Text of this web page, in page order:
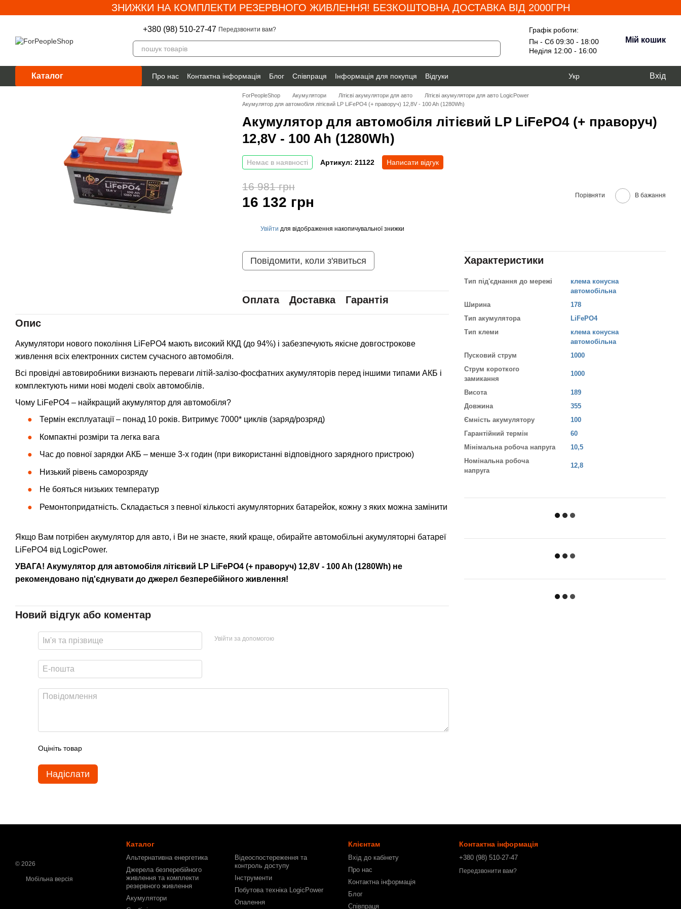
Перейти до основного контентуЗНИЖКИ НА КОМПЛЕКТИ РЕЗЕРВНОГО ЖИВЛЕННЯ! БЕЗКОШТОВНА ДОСТАВКА ВІД 2000ГРН
+380 (98) 510-27-47 Передзвонити вам?
Графік роботи:
Пн - Сб 09:30 - 18:00
Неділя 12:00 - 16:00
Мій кошик
Каталог Про нас Контактна інформація Блог Співпраця Інформація для покупця
Відгуки
Гарантія
Укр Вхід
ForPeopleShop Акумулятори Літієві акумулятори для авто
Літієві акумулятори для авто LogicPower
Акумулятор для автомобіля літієвий LP LiFePO4 (+ праворуч) 12,8V - 100 Ah (1280Wh)
Акумулятор для автомобіля літієвий LP LiFePO4 (+ праворуч)
12,8V - 100 Ah (1280Wh)
Немає в наявності Артикул: 21122 Написати відгук
16 132 грн
16 981 грн
Порівняти В бажання
Увійти для відображення накопичувальної знижки
Повідомити, коли з'явиться
Оплата Доставка Гарантія
Характеристики
Тип під'єднання до мережі
клема конусна
автомобільна
Ширина
178
Тип акумулятора
LiFePO4
Тип клеми
клема конусна
автомобільна
Пусковий струм
1000
Струм короткого
замикання
1000
Висота
189
Довжина
355
Ємність акумулятору
100
Гарантійний термін
60
Мінімальна робоча напруга
10,5
Номінальна робоча
напруга
12,8
Опис
Акумулятори нового покоління LiFePO4 мають високий ККД (до 94%) і забезпечують якісне довгострокове
живлення всіх електронних систем сучасного автомобіля.
Всі провідні автовиробники визнають переваги літій-залізо-фосфатних акумуляторів перед іншими типами АКБ і
комплектують ними нові моделі своїх автомобілів.
Чому LiFePO4 – найкращий акумулятор для автомобіля?
Термін експлуатації – понад 10 років. Витримує 7000* циклів (заряд/розряд)
Компактні розміри та легка вага
Час до повної зарядки АКБ – менше 3-х годин (при використанні відповідного зарядного пристрою)
Низький рівень саморозряду
Не бояться низьких температур
Ремонтопридатність. Складається з певної кількості акумуляторних батарейок, кожну з яких можна замінити
Якщо Вам потрібен акумулятор для авто, і Ви не знаєте, який краще, обирайте автомобільні акумуляторні батареї
LiFePO4 від LogicPower.
УВАГА! Акумулятор для автомобіля літієвий LP LiFePO4 (+ праворуч) 12,8V - 100 Ah (1280Wh) не
рекомендовано під'єднувати до джерел безперебійного живлення!
Новий відгук або коментар
Увійти за допомогою
Оцініть товар
Надіслати
© 2026
Мобільна версія
Каталог
Альтернативна енергетика
Джерела безперебійного
живлення та комплекти
резервного живлення
Акумулятори
Відеоспостереження та
контроль доступу
Інструменти
Побутова техніка LogicPower
Опалення
Клієнтам
Вхід до кабінету
Про нас
Контактна інформація
Блог
Співпраця
Контактна інформація
+380 (98) 510-27-47
Передзвонити вам?